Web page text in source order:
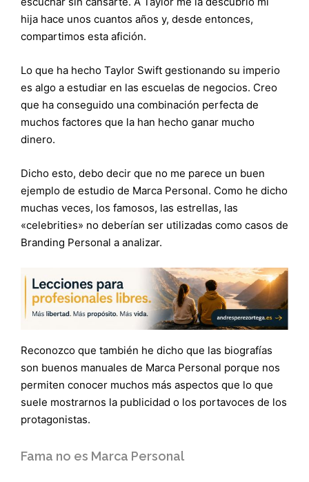
hija hace unos cuantos años y, desde entonces,
compartimos esta afición.
Lo que ha hecho Taylor Swift gestionando su imperio
es algo a estudiar en las escuelas de negocios. Creo
que ha conseguido una combinación perfecta de
muchos factores que la han hecho ganar mucho
dinero.
Dicho esto, debo decir que no me parece un buen
ejemplo de estudio de Marca Personal. Como he dicho
muchas veces, los famosos, las estrellas, las
«celebrities» no deberían ser utilizadas como casos de
Branding Personal a analizar.
Reconozco que también he dicho que las biografías
son buenos manuales de Marca Personal porque nos
permiten conocer muchos más aspectos que lo que
suele mostrarnos la publicidad o los portavoces de los
protagonistas.
Fama no es Marca Personal